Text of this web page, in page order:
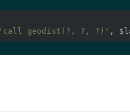
'call geodist(?, ?, ?)' ,